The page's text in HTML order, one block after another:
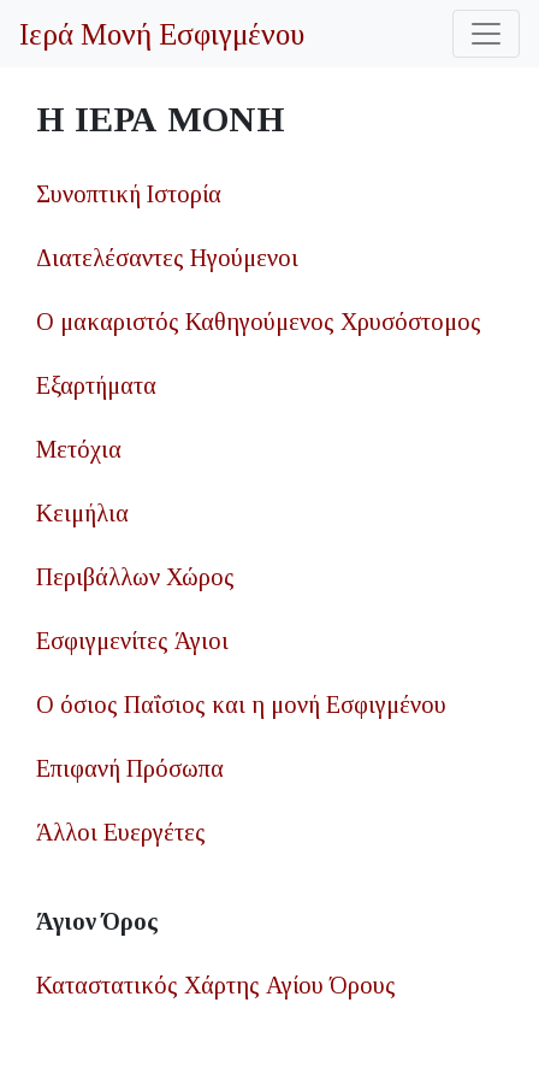
Η ΙΕΡΑ ΜΟΝΗ
Συνοπτική Ιστορία
Διατελέσαντες Ηγούμενοι
Ο μακαριστός Καθηγούμενος Χρυσόστομος
Εξαρτήματα
Μετόχια
Κειμήλια
Περιβάλλων Χώρος
Εσφιγμενίτες Άγιοι
Ο όσιος Παΐσιος και η μονή Εσφιγμένου
Επιφανή Πρόσωπα
Άλλοι Ευεργέτες
Άγιον Όρος
Καταστατικός Χάρτης Αγίου Όρους
Ιερά Μονή Εσφιγμένου